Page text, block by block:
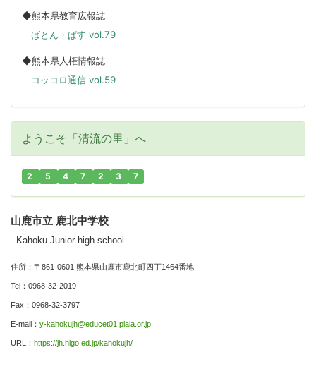
◆熊本県教育広報誌
ばとん・ぱす vol.79
◆熊本県人権情報誌
コッコロ通信 vol.59
ようこそ「清流の里」へ
2 5 4 7 2 3 7
山鹿市立 鹿北中学校
- Kahoku Junior high school -
住所：〒861-0601 熊本県山鹿市鹿北町四丁1464番地
Tel：0968-32-2019
Fax：0968-32-3797
E-mail： y-kahokujh@educet01.plala.or.jp
URL： https://jh.higo.ed.jp/kahokujh/